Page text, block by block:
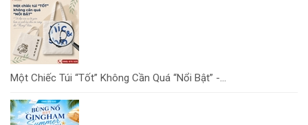
Một Chiếc Túi “Tốt” Không Cần Quá “Nổi Bật” -...